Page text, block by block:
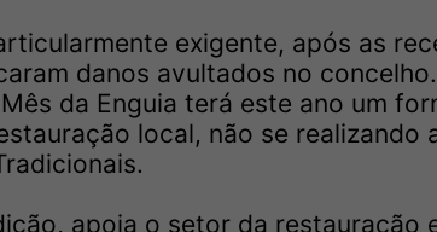
exigente, após as
danos avultados no
da Enguia terá este ano um
local, não se realizando
apoia o setor da restauração